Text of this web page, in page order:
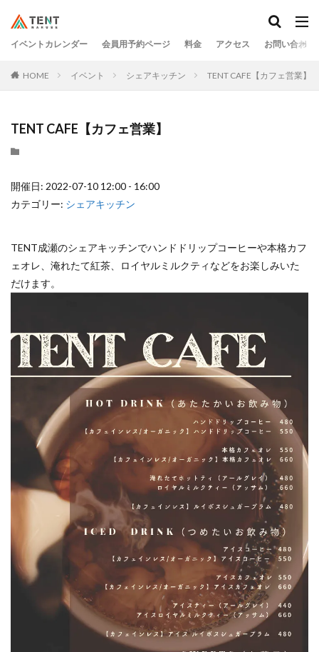
イベントカレンダー 会員用予約ページ 料金 アクセス お問い合わせ
HOME イベント シェアキッチン TENT CAFE【カフェ営業】
TENT CAFE【カフェ営業】
開催日: 2022-07-10 12:00 - 16:00
カテゴリー: シェアキッチン
TENT成瀬のシェアキッチンでハンドドリップコーヒーや本格カフ
ェオレ、淹れたて紅茶、ロイヤルミルクティなどをお楽しみいた
だけます。